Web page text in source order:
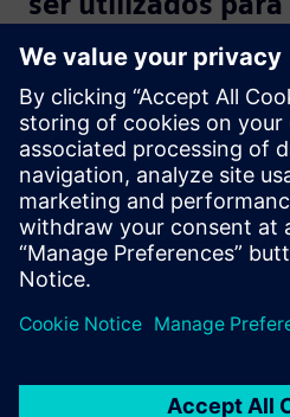
bioprocessamento?
Quais são os
típicos dos